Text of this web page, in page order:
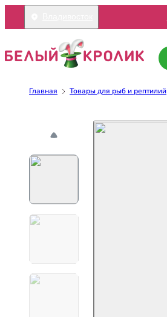
Главная Товары для рыб и рептилий